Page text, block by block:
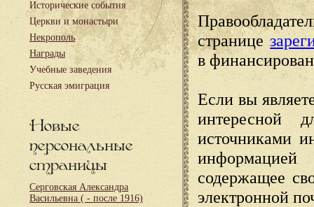
Исторические события
Церкви и монастыри
Некрополь
Награды
Учебные заведения
Русская эмиграция
Новые
персональные
страницы
Серговская Александра
Васильевна ( - после 1916)
странице
в
Если вы
интересной
источниками
содержащее
электронной